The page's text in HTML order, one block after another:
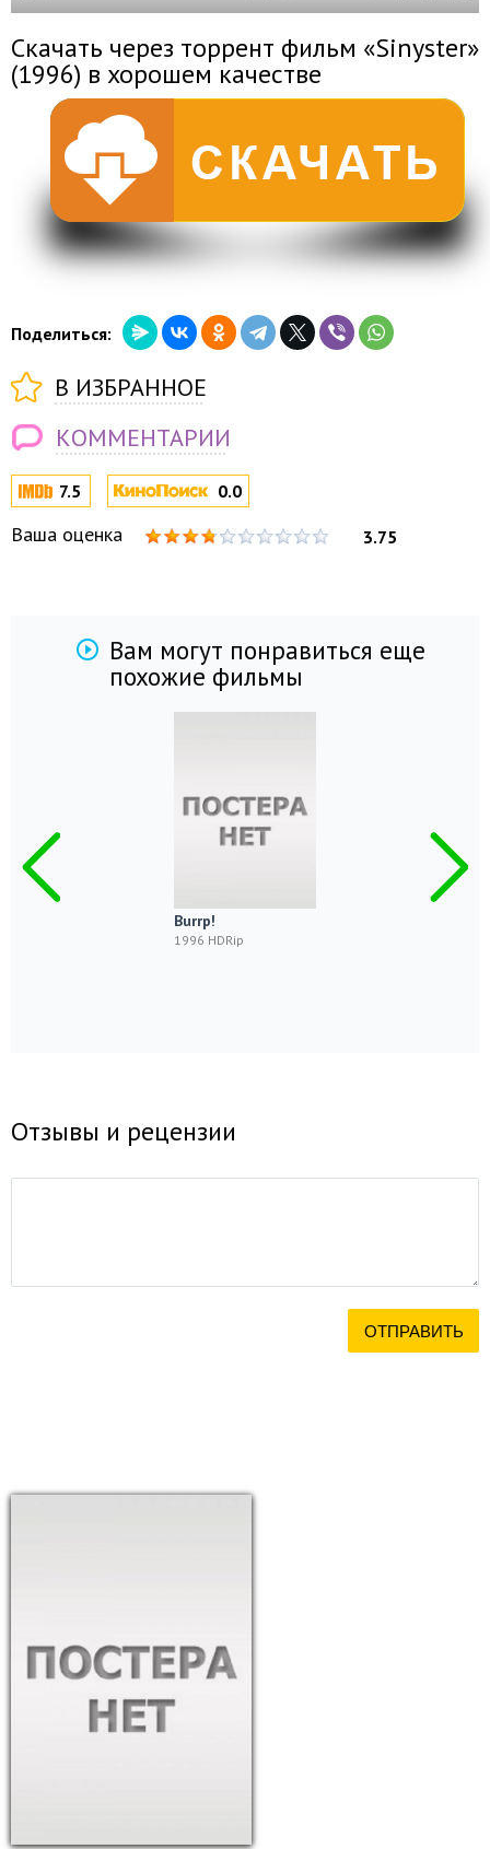
7.5 0.0
Ваша оценка 3.75
Скачать через торрент фильм «Sinyster»
(1996) в хорошем качестве
Поделиться:
В ИЗБРАННОЕ
КОММЕНТАРИИ
Вам могут понравиться еще
похожие фильмы
Burrp!
1996 HDRip
Отзывы и рецензии